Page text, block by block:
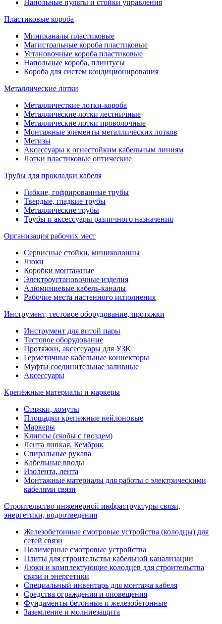
Напольные пульты и стойки управления
Пластиковые короба
Миниканалы пластиковые
Магистральные короба пластиковые
Установочные короба пластиковые
Напольные короба, плинтусы
Короба для систем кондиционирования
Металлические лотки
Металличесткие лотки-короба
Металлические лотки лестничные
Металлические лотки проволочные
Монтажные элементы металлических лотков
Метизы
Аксессуары к огнестойким кабельным линиям
Лотки пластиковые оптические
Трубы для прокладки кабеля
Гибкие, гофрированные трубы
Твердые, гладкие трубы
Металлические трубы
Трубы и аксессуары различного назначения
Организация рабочих мест
Сервисные стойки, миниколонны
Люки
Коробки монтажные
Электроустановочные изделия
Алюминиевые кабель-каналы
Рабочие места настенного исполнения
Инструмент, тестовое оборудование, протяжки
Инструмент для витой пары
Тестовое оборудование
Протяжки, аксессуары для УЗК
Герметичные кабельные коннекторы
Муфты соединительнае заливные
Аксессуары
Крепёжные материалы и маркеры
Стяжки, хомуты
Площадки крепежные нейлоновые
Маркеры
Клипсы (скобы с гвоздем)
Лента липкая. Кембрик
Спиральные рукава
Кабельные вводы
Изолента, лента
Монтажные материалы для работы с электрическими
кабелями связи
Строительство инженерной инфраструктуры связи,
энергетики, водоотведения
Железобетонные смотровые устройства (колодцы) для
сетей связи
Полимерные смотровые устройства
Плиты для строительства кабельной канализации
Люки и комплектующие колодцев для строительства
связи и энергетики
Специальный инвентарь для монтажа кабеля
Средства ограждения и оповещения
Фундаменты бетонные и железобетонные
Заземление и молниезащита